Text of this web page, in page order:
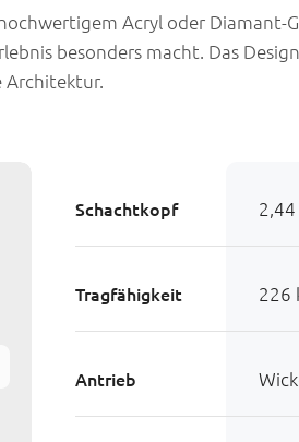
Acryl oder Diamant-
besonders macht. Das
Architektur.
Schachtkopf
Tragfähigkeit 226
Antrieb